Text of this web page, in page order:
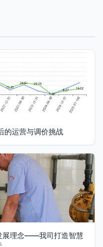
的运营与调价挑战
展理念——我司打造智慧